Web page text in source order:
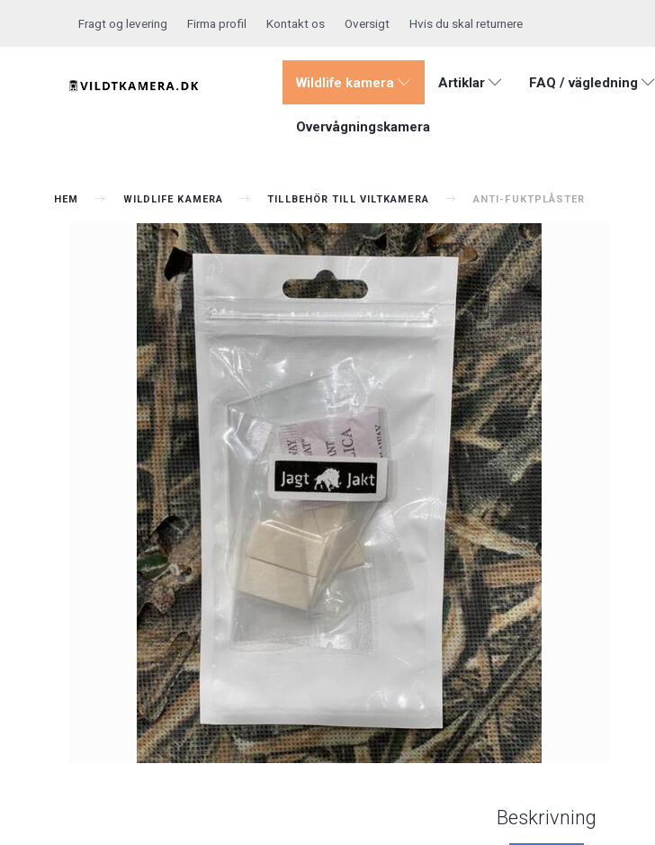
Fragt og levering Firma profil Kontakt os Oversigt Hvis du skal returnere
Wildlife kamera Artiklar FAQ / vägledning
Overvågningskamera
HEM WILDLIFE KAMERA TILLBEHÖR TILL VILTKAMERA ANTI-FUKTPLÅSTER
Beskrivning